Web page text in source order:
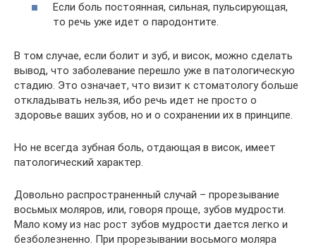
Если боль постоянная, сильная, пульсирующая,
то речь уже идет о пародонтите.
В том случае, если болит и зуб, и висок, можно сделать
вывод, что заболевание перешло уже в патологическую
стадию. Это означает, что визит к стоматологу больше
откладывать нельзя, ибо речь идет не просто о
здоровье ваших зубов, но и о сохранении их в принципе.
Но не всегда зубная боль, отдающая в висок, имеет
патологический характер.
Довольно распространенный случай – прорезывание
восьмых моляров, или, говоря проще, зубов мудрости.
Мало кому из нас рост зубов мудрости дается легко и
безболезненно. При прорезывании восьмого моляра